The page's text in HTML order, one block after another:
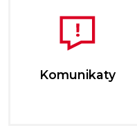
Komunikaty